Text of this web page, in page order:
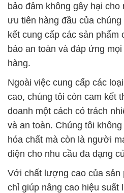
bảo đảm không gây hại
ưu tiên hàng đầu của
kết cung cấp các sản phẩm
bảo an toàn và đáp ứng
hàng.
Ngoài việc cung cấp các
cao, chúng tôi còn cam kết
doanh một cách có trách
và an toàn. Chúng tôi
hóa chất mà còn là người
diện cho nhu cầu đa dạng
Với chất lượng cao của sản
chỉ giúp nâng cao hiệu suất